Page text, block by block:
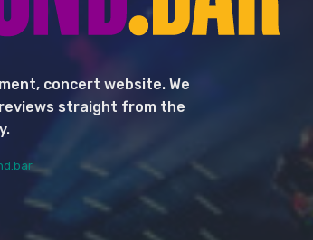
concert website. We
straight from the